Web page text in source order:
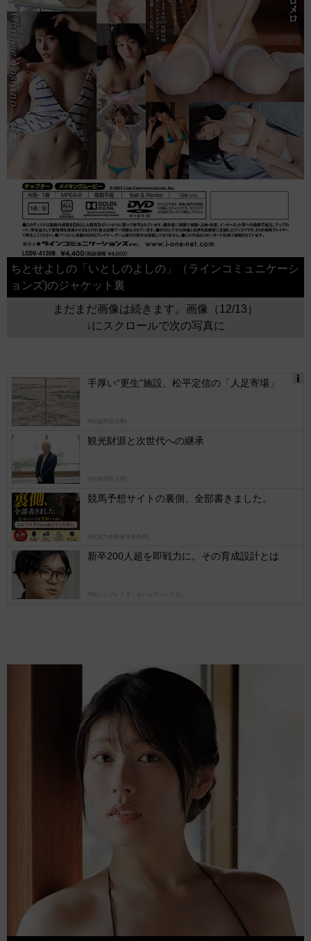
ちとせよしの「いとしのよしの」（ラインコミュニケーシ
ョンズ)のジャケット裏
まだまだ画像は続きます。画像（12/13）
↓にスクロールで次の写真に
手厚い“更生”施設、松平定信の「人足寄場」
PR(國學院大學)
観光財源と次世代への継承
PR(國學院大學)
競馬予想サイトの裏側、全部書きました。
PR(他力本願運営事務局)
新卒200人超を即戦力に。その育成設計とは
PR(シンプレクス・ホールディングス)